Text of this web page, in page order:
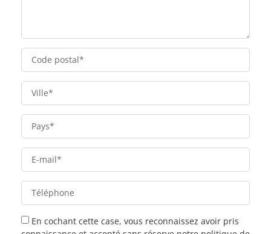
En cochant cette case, vous reconnaissez avoir pris